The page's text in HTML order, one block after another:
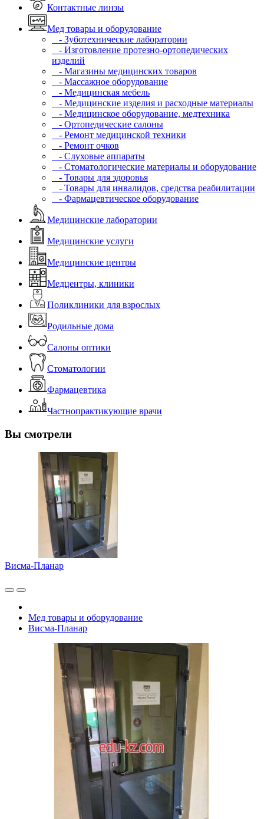
Контактные линзы
Мед товары и оборудование
- Зуботехнические лаборатории
- Изготовление протезно-ортопедических
изделий
- Магазины медицинских товаров
- Массажное оборудование
- Медицинская мебель
- Медицинские изделия и расходные материалы
- Медицинское оборудование, медтехника
- Ортопедические салоны
- Ремонт медицинской техники
- Ремонт очков
- Слуховые аппараты
- Стоматологические материалы и оборудование
- Товары для здоровья
- Товары для инвалидов, средства реабилитации
- Фармацевтическое оборудование
Медицинские лаборатории
Медицинские услуги
Медицинские центры
Медцентры, клиники
Поликлиники для взрослых
Родильные дома
Салоны оптики
Стоматологии
Фармацевтика
Частнопрактикующие врачи
Вы смотрели
Висма-Планар
Мед товары и оборудование
Висма-Планар